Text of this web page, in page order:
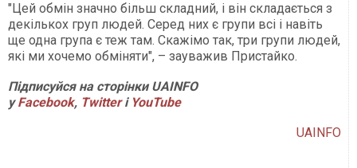
"Цей обмін значно більш складний, і він складається з
декількох груп людей. Серед них є групи всі і навіть
ще одна група є теж там. Скажімо так, три групи людей,
які ми хочемо обміняти", – зауважив Пристайко.
Підписуйся на сторінки UAINFO
уFacebook, Twitter і YouTube
UAINFO